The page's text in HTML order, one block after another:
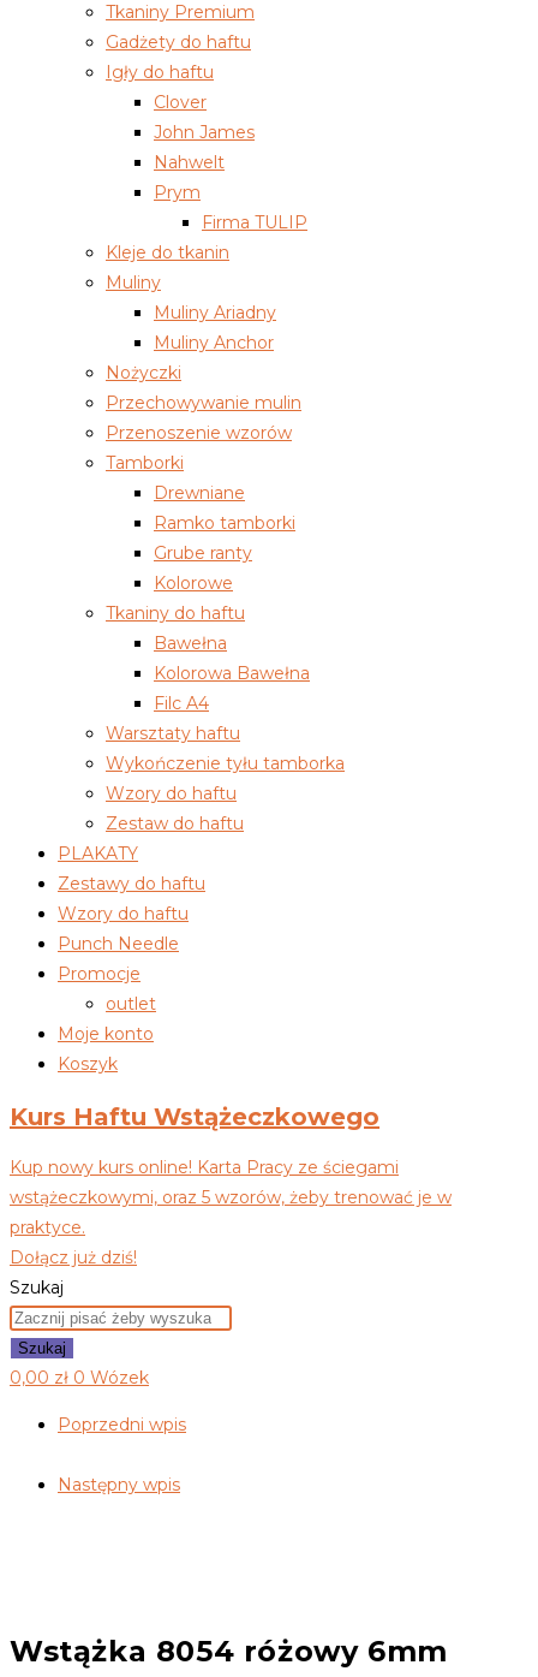
Tkaniny Premium
Gadżety do haftu
Igły do haftu
Clover
John James
Nahwelt
Prym
Firma TULIP
Kleje do tkanin
Muliny
Muliny Ariadny
Muliny Anchor
Nożyczki
Przechowywanie mulin
Przenoszenie wzorów
Tamborki
Drewniane
Ramko tamborki
Grube ranty
Kolorowe
Tkaniny do haftu
Bawełna
Kolorowa Bawełna
Filc A4
Warsztaty haftu
Wykończenie tyłu tamborka
Wzory do haftu
Zestaw do haftu
PLAKATY
Zestawy do haftu
Wzory do haftu
Punch Needle
Promocje
outlet
Moje konto
Koszyk
Kurs Haftu Wstążeczkowego
Kup nowy kurs online! Karta Pracy ze ściegami
wstążeczkowymi, oraz 5 wzorów, żeby trenować je w
praktyce.
Dołącz już dziś!
Szukaj
Szukaj
0,00 zł 0 Wózek
Poprzedni wpis
Następny wpis
Wstążka 8054 różowy 6mm